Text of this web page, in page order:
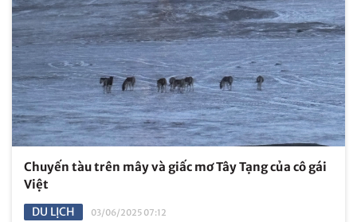
Chuyến tàu trên mây và giấc mơ Tây Tạng của cô gái
Việt
DU LỊCH
03/06/2025 07:12